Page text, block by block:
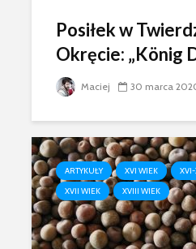
Posiłek w
Okręcie: „König
Maciej 30 marca
ARTYKUŁY XVI WIEK
XVII WIEK
XVIII WIEK